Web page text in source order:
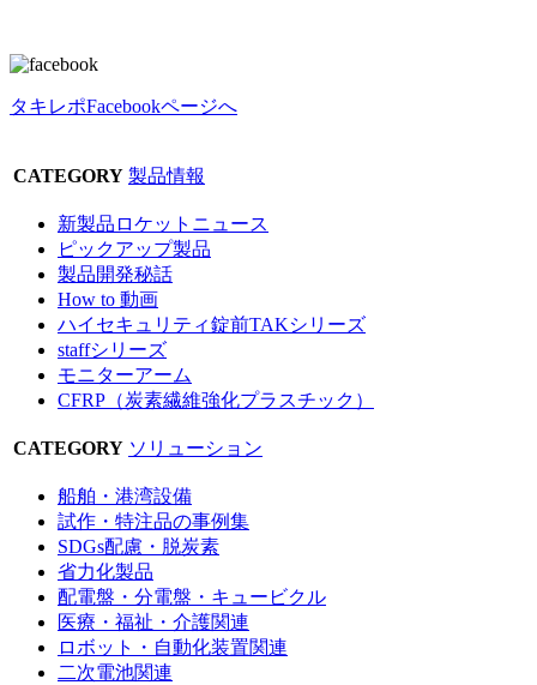
タキレポFacebookページへ
CATEGORY 製品情報
新製品ロケットニュース
ピックアップ製品
製品開発秘話
How to 動画
ハイセキュリティ錠前TAKシリーズ
staffシリーズ
モニターアーム
CFRP（炭素繊維強化プラスチック）
CATEGORY ソリューション
船舶・港湾設備
試作・特注品の事例集
SDGs配慮・脱炭素
省力化製品
配電盤・分電盤・キュービクル
医療・福祉・介護関連
ロボット・自動化装置関連
二次電池関連